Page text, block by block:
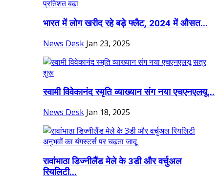
भारत में लोग खरीद रहे बड़े फ्लैट, 2024 में औसत...
News Desk Jan 23, 2025
स्वामी विवेकानंद स्मृति व्याख्यान संग नया एचएनएलयू...
News Desk Jan 18, 2025
रावांभाठा डिज्नीलैंड मेले के 3डी और वर्चुअल
रियलिटी...